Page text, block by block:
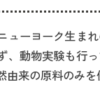
ューヨーク生ま
、動物実験も行
由来の原料のみを